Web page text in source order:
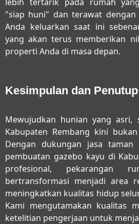
"siap huni" dan terawat dengan
Anda keluarkan saat ini
yang akan terus memberikan
properti Anda di masa depan.
Kesimpulan dan Penutup
Mewujudkan hunian yang asri,
Kabupaten Rembang kini
Dengan dukungan jasa taman
pembuatan gazebo kayu di
profesional, pekarangan
bertransformasi menjadi area
meningkatkan kualitas hidup
Kami mengutamakan kualitas
ketelitian pengerjaan untuk